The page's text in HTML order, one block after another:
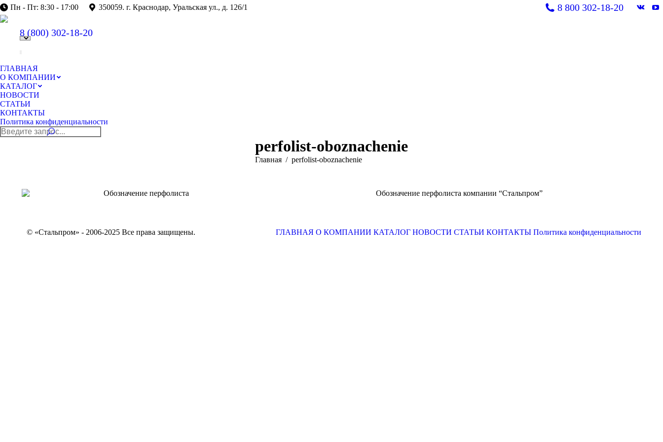
Пн - Пт: 8:30 - 17:00 350059. г. Краснодар, Уральская ул., д. 126/1 8 800 302-18-20
8 (800) 302-18-20
ГЛАВНАЯ
О КОМПАНИИ
КАТАЛОГ
НОВОСТИ
СТАТЬИ
КОНТАКТЫ
Политика конфиденциальности
Поиск:
perfolist-oboznachenie
Вы здесь:
Главная perfolist-oboznachenie
Обозначение перфолиста компании “Стальпром”
© «Стальпром» - 2006-2025 Все права защищены. ГЛАВНАЯ О КОМПАНИИ КАТАЛОГ НОВОСТИ СТАТЬИ КОНТАКТЫ Политика конфиденциальности